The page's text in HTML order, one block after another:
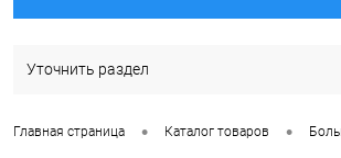
Уточнить раздел
Главная страница • Каталог товаров •